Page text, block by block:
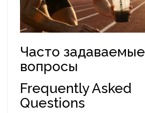
Часто задаваемые
вопросы
Frequently Asked
Questions